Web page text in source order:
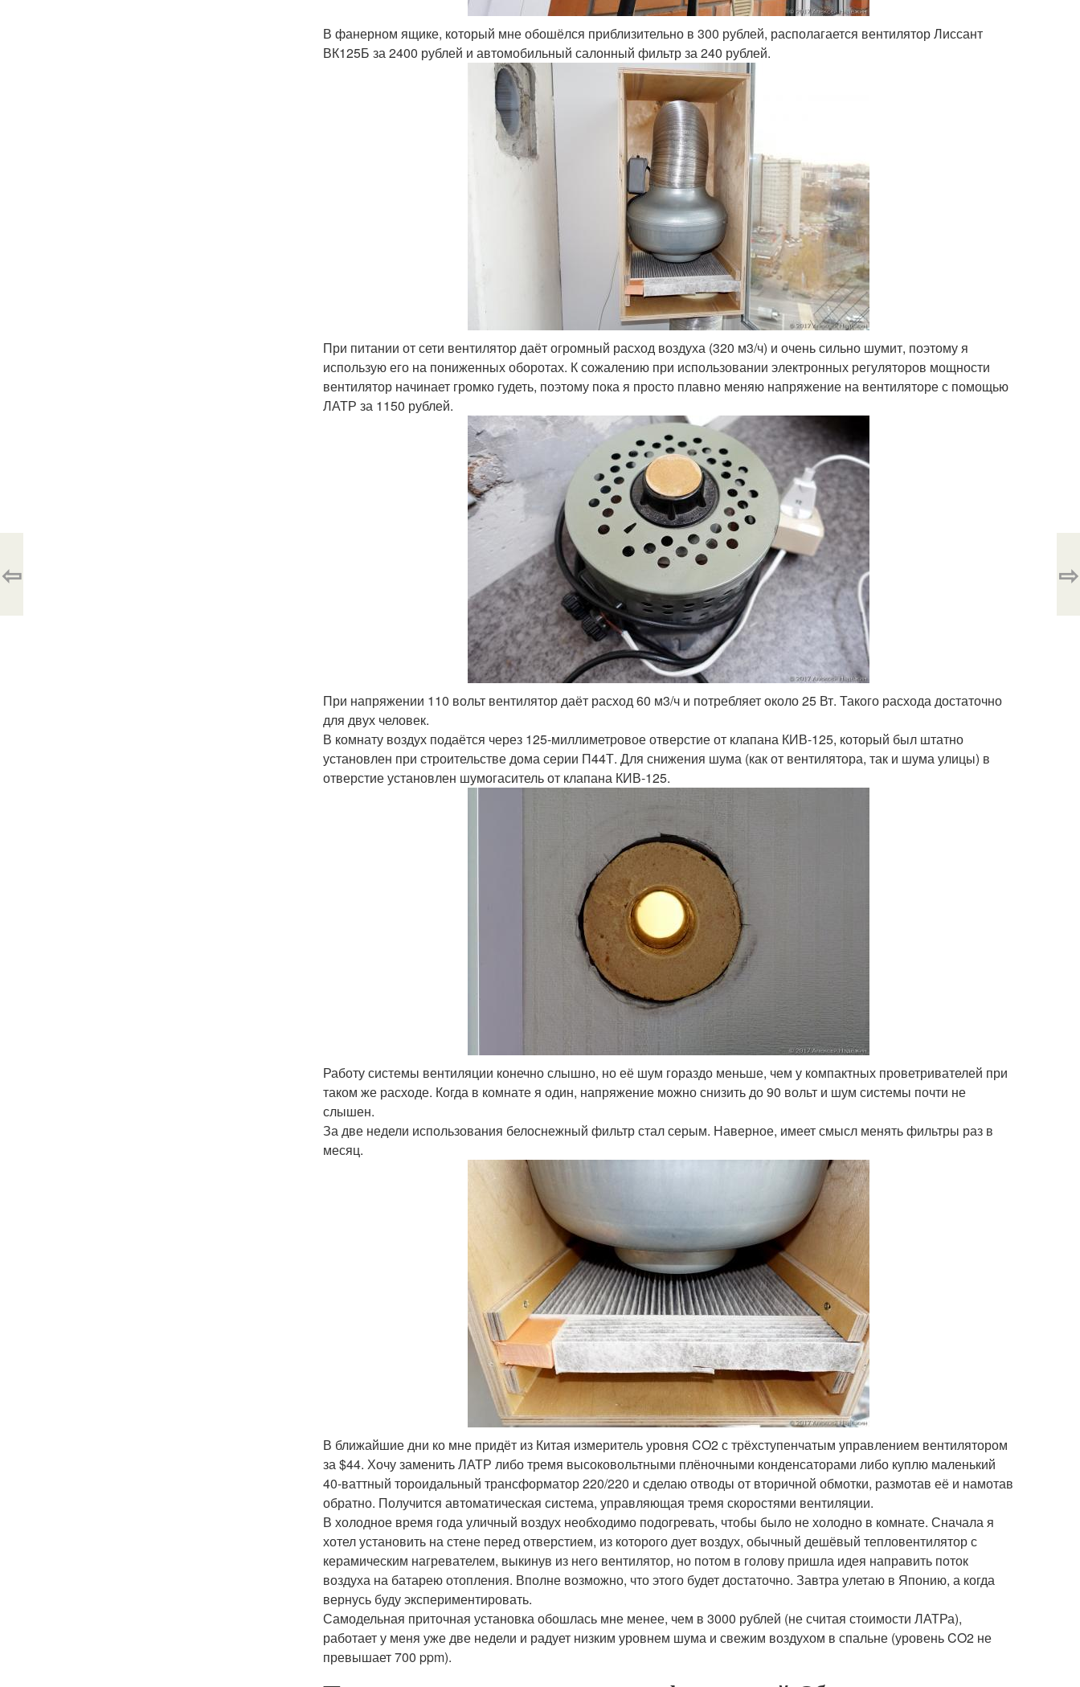
В фанерном ящике, который мне обошёлся приблизительно в 300 рублей, располагается вентилятор Лиссант
ВК125Б за 2400 рублей и автомобильный салонный фильтр за 240 рублей.
При питании от сети вентилятор даёт огромный расход воздуха (320 м3/ч) и очень сильно шумит, поэтому я
использую его на пониженных оборотах. К сожалению при использовании электронных регуляторов мощности
вентилятор начинает громко гудеть, поэтому пока я просто плавно меняю напряжение на вентиляторе с помощью
ЛАТР за 1150 рублей.
При напряжении 110 вольт вентилятор даёт расход 60 м3/ч и потребляет около 25 Вт. Такого расхода достаточно
для двух человек.
В комнату воздух подаётся через 125-миллиметровое отверстие от клапана КИВ-125, который был штатно
установлен при строительстве дома серии П44Т. Для снижения шума (как от вентилятора, так и шума улицы) в
отверстие установлен шумогаситель от клапана КИВ-125.
Работу системы вентиляции конечно слышно, но её шум гораздо меньше, чем у компактных проветривателей при
таком же расходе. Когда в комнате я один, напряжение можно снизить до 90 вольт и шум системы почти не
слышен.
За две недели использования белоснежный фильтр стал серым. Наверное, имеет смысл менять фильтры раз в
месяц.
В ближайшие дни ко мне придёт из Китая измеритель уровня CO2 с трёхступенчатым управлением вентилятором
за $44. Хочу заменить ЛАТР либо тремя высоковольтными плёночными конденсаторами либо куплю маленький
40-ваттный тороидальный трансформатор 220/220 и сделаю отводы от вторичной обмотки, размотав её и намотав
обратно. Получится автоматическая система, управляющая тремя скоростями вентиляции.
В холодное время года уличный воздух необходимо подогревать, чтобы было не холодно в комнате. Сначала я
хотел установить на стене перед отверстием, из которого дует воздух, обычный дешёвый тепловентилятор с
керамическим нагревателем, выкинув из него вентилятор, но потом в голову пришла идея направить поток
воздуха на батарею отопления. Вполне возможно, что этого будет достаточно. Завтра улетаю в Японию, а когда
вернусь буду экспериментировать.
Самодельная приточная установка обошлась мне менее, чем в 3000 рублей (не считая стоимости ЛАТРа),
работает у меня уже две недели и радует низким уровнем шума и свежим воздухом в спальне (уровень CO2 не
превышает 700 ppm).
⇦ ⇨